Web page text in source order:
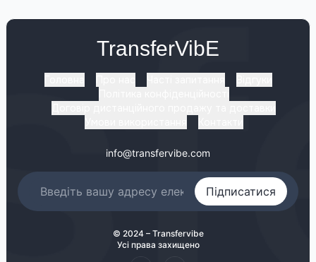
TransferVibE
info@transfervibe.com
Підписатися
© 2024 – Transfervibe
Усі права захищено